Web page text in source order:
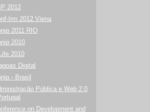
2012
Irm 2012 Viena
2011 RIO
2010
2010
Digital
- Brasil
Pública e Web 2.0
on Development and